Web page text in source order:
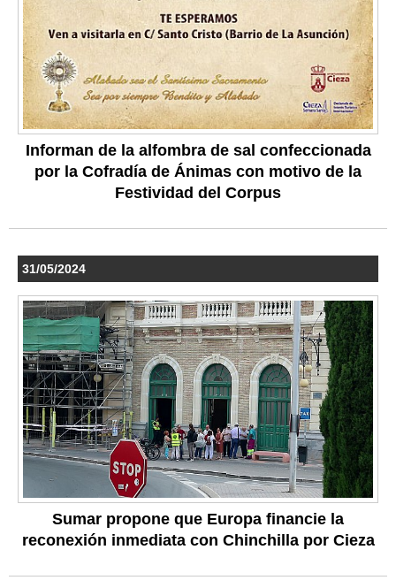
Informan de la alfombra de sal confeccionada
por la Cofradía de Ánimas con motivo de la
Festividad del Corpus
31/05/2024
Sumar propone que Europa financie la
reconexión inmediata con Chinchilla por Cieza